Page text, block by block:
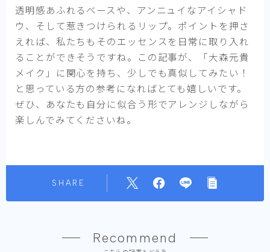
透明感あふれるベースや、アンニュイなアイシャド
ウ、そして惹きつけられるリップ。ポイントを押さ
えれば、私たちもそのエッセンスを日常に取り入れ
ることができそうですね。この記事が、「大森元貴
メイク」に関心を持ち、少しでも真似してみたい！
と思っている方の参考になればとても嬉しいです。
ぜひ、あなたも自分に似合う形でアレンジしながら
楽しんでみてくださいね。
SHARE
Recommend